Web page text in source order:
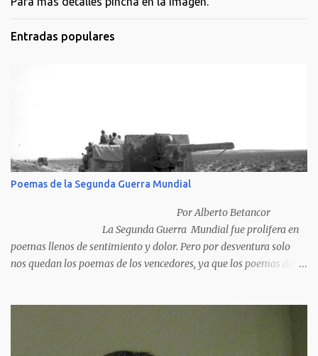
Entradas populares
Poemas de la Segunda Guerra Mundial
Por Alberto Betancor
La Segunda Guerra Mundial fue prolifera en
poemas llenos de sentimiento y dolor. Pero por desventura solo
nos quedan los poemas de los vencedores, ya que los poemas de
acariciaron la causa nacional socialista, sus nombres con sus